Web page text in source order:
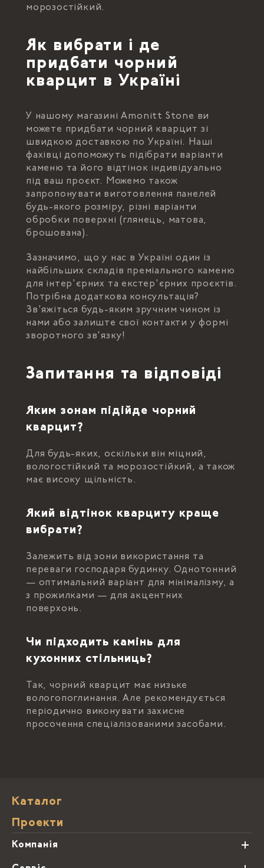
морозостійкий.
Як вибрати і де
придбати чорний
кварцит в Україні
У нашому магазині Amonitt Stone ви
можете придбати чорний кварцит зі
швидкою доставкою по Україні. Наші
фахівці допоможуть підібрати варіанти
каменю та його відтінок індивідуально
під ваш проєкт. Можемо також
запропонувати виготовлення панелей
будь-якого розміру, різні варіанти
обробки поверхні (глянець, матова,
брошована).
Зазначимо, що у нас в Україні один із
найбільших складів преміального каменю
для інтер'єрних та екстер'єрних проєктів.
Потрібна додаткова консультація?
Зв'яжіться будь-яким зручним чином із
нами або залиште свої контакти у формі
зворотного зв'язку!
Запитання та відповіді
Яким зонам підійде чорний
кварцит?
Для будь-яких, оскільки він міцний,
вологостійкий та морозостійкий, а також
має високу щільність.
Який відтінок кварциту краще
вибрати?
Залежить від зони використання та
переваги господаря будинку. Однотонний
— оптимальний варіант для мінімалізму, а
з прожилками — для акцентних
поверхонь.
Чи підходить камінь для
кухонних стільниць?
Так, чорний кварцит має низьке
вологопоглинання. Але рекомендується
періодично виконувати захисне
просочення спеціалізованими засобами.
Каталог
Проекти
Компанія
Про нас